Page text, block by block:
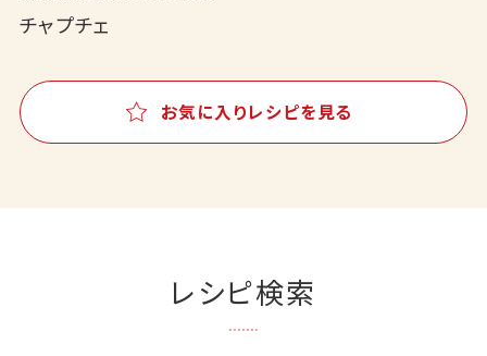
チャプチェ
お気に入りレシピを見る
レシピ検索